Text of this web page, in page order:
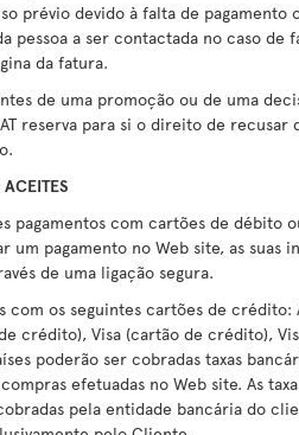
prévio devido à falta de
a ser contactada no caso de
da fatura.
de uma promoção ou de uma
reserva para si o direito de
pagamentos com cartões de débito
um pagamento no Web site, as suas
de uma ligação segura.
com os seguintes cartões de crédito:
crédito), Visa (cartão de crédito),
poderão ser cobradas taxas
efetuadas no Web site. As
pela entidade bancária do